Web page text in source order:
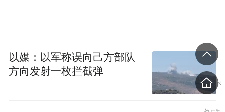
以媒：以军称误向己方部队
方向发射一枚拦截弹